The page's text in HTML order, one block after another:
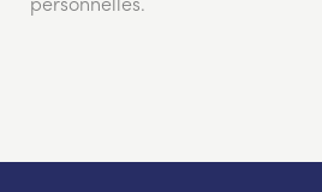
personnelles.